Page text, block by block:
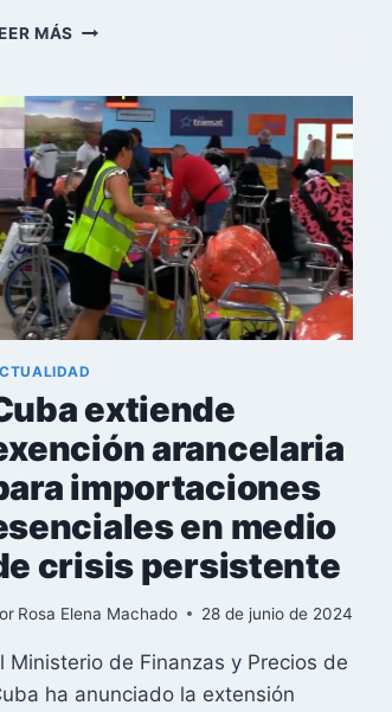
MÁS CUBA
EN
AEROPUERTOS
ANTE
EL
AUGE
DEL
TRÁFICO
ILEGAL
DE
DIVISAS
extiende
arancelaria
importaciones
en medio
crisis persistente
Rosa Elena Machado 28 de junio de 2024
Ministerio de Finanzas y Precios de
ha anunciado la extensión